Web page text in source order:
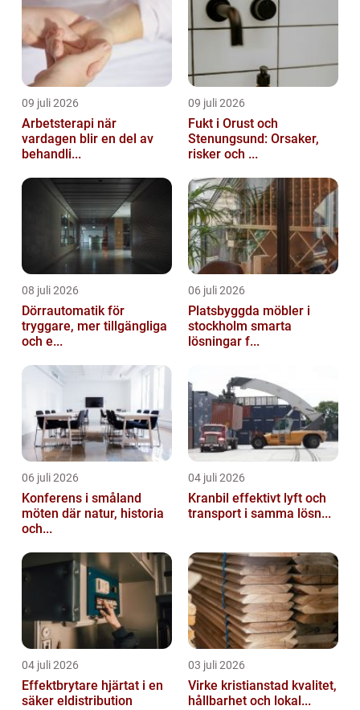
09 juli 2026
Arbetsterapi när
vardagen blir en del av
behandli...
09 juli 2026
Fukt i Orust och
Stenungsund: Orsaker,
risker och ...
08 juli 2026
Dörrautomatik för
tryggare, mer tillgängliga
och e...
06 juli 2026
Platsbyggda möbler i
stockholm smarta
lösningar f...
06 juli 2026
Konferens i småland
möten där natur, historia
och...
04 juli 2026
Kranbil effektivt lyft och
transport i samma lösn...
04 juli 2026
Effektbrytare hjärtat i en
säker eldistribution
03 juli 2026
Virke kristianstad kvalitet,
hållbarhet och lokal...